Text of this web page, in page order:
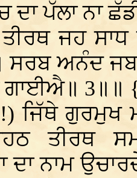
ਪੱਲਾ ਨਾ
ਜਹ
ਸਰਬ ਅਨੰਦ
ਗਾਈਐ॥ 3॥॥
ਜਿੱਥੇ
ਤੀਰਥ
ਦਾ ਨਾਮ